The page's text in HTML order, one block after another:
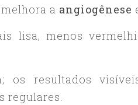
melhora a angiogênese
lisa, menos
os resultados
regulares.